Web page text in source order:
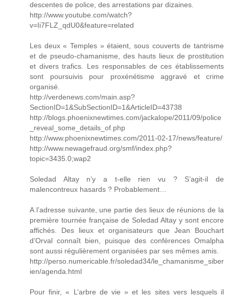
descentes de police, des arrestations par dizaines.
http://www.youtube.com/watch?
v=Ii7FLZ_qdU0&feature=related
Les deux « Temples » étaient, sous couverts de tantrisme
et de pseudo-chamanisme, des hauts lieux de prostitution
et divers trafics. Les responsables de ces établissements
sont poursuivis pour proxénétisme aggravé et crime
organisé.
http://verdenews.com/main.asp?
SectionID=1&SubSectionID=1&ArticleID=43738
http://blogs.phoenixnewtimes.com/jackalope/2011/09/police
_reveal_some_details_of.php
http://www.phoenixnewtimes.com/2011-02-17/news/feature/
http://www.newagefraud.org/smf/index.php?
topic=3435.0;wap2
Soledad Altay n’y a t-elle rien vu ? S’agit-il de
malencontreux hasards ? Probablement…
A l’adresse suivante, une partie des lieux de réunions de la
première tournée française de Soledad Altay y sont encore
affichés. Des lieux et organisateurs que Jean Bouchart
d’Orval connaît bien, puisque des conférences Omalpha
sont aussi régulièrement organisées par ses mêmes amis.
http://perso.numericable.fr/soledad34/le_chamanisme_siber
ien/agenda.html
Pour finir, « L’arbre de vie » et les sites vers lesquels il